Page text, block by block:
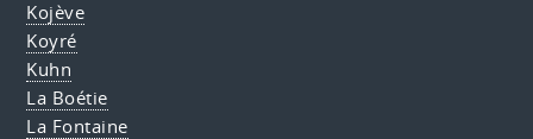
Kojève
Koyré
Kuhn
La Boétie
La Fontaine